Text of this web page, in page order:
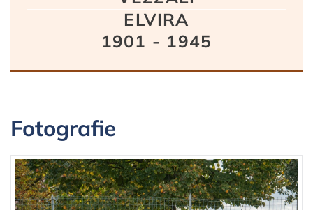
ELVIRA
1901 - 1945
Fotografie